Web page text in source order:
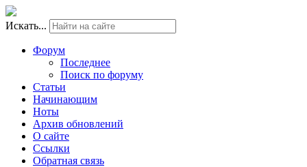
Искать...
Форум
Последнее
Поиск по форуму
Статьи
Начинающим
Ноты
Архив обновлений
О сайте
Ссылки
Обратная связь